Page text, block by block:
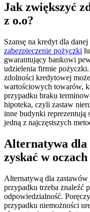
Jak zwiększyć
z o.o?
Szansę na kredyt dla
zabezpieczenie pożyczki
gwarantujący bankowi
udzielenia firmie
zdolności kredytowej
wartościowych towarów,
przypadku braku
hipoteka, czyli zastaw
inne budynki reprezentują
jedną z najczęstszych
Alternatywa dla
zyskać w
Alternatywą dla
przypadku trzeba znaleźć
odpowiedzialność.
przypadku niemożności